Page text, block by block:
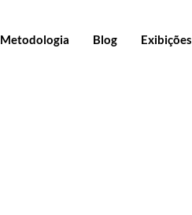
Metodologia Blog Exibições